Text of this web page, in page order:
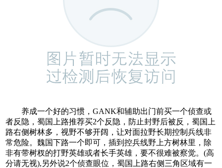
养成一个好的习惯，GANK和辅助出门前买一个侦查或
者反隐，蜀国上路推荐买2个反隐，防止封野后被反，蜀国上
路右侧树林多，视野不够开阔，让对面拉野长期控制兵线非
常危险。魏国下路一个即可，插到控兵线野上方树林里，除
非有带树杈的打野英雄或者长手英雄，要不很难被察觉。(高
分请无视),另外说2个侦查眼位，蜀国上路右侧三角区域有一